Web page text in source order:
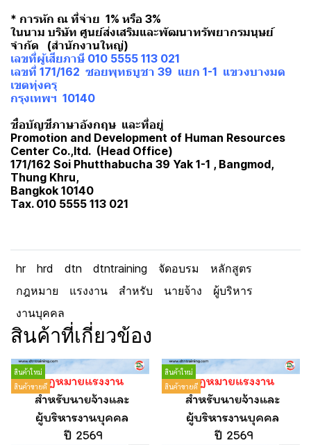
* การหัก ณ ที่จ่าย 1% หรือ 3%
ในนาม บริษัท ศูนย์ส่งเสริมและพัฒนาทรัพยากรมนุษย์
จำกัด (สำนักงานใหญ่)
เลขที่ผู้เสียภาษี 010 5555 113 021
เลขที่ 171/162 ซอยพุทธบูชา 39 แยก 1-1 แขวงบางมด
เขตทุ่งครุ
กรุงเทพฯ 10140
ชื่อบัญชีภาษาอังกฤษ และที่อยู่
Promotion and Development of Human Resources
Center Co.,ltd. (Head Office)
171/162 Soi Phutthabucha 39 Yak 1-1 , Bangmod,
Thung Khru,
Bangkok 10140
Tax. 010 5555 113 021
hr hrd dtn dtntraining จัดอบรม
หลักสูตร
กฎหมาย
แรงงาน สำหรับ นายจ้าง
ผู้บริหาร
งานบุคคล
สินค้าที่เกี่ยวข้อง
สินค้าใหม่
สินค้าขายดี
สินค้าใหม่
สินค้าขายดี